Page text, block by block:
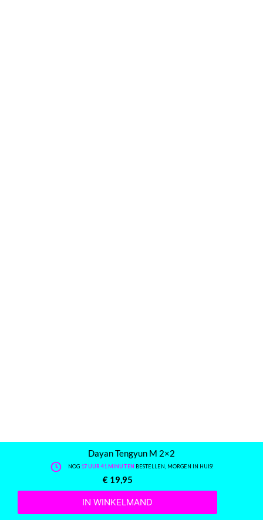
Dayan Tengyun M 2×2
NOG 17 UUR 41 MINUTEN BESTELLEN, MORGEN IN HUIS!
€ 19,95
IN WINKELMAND